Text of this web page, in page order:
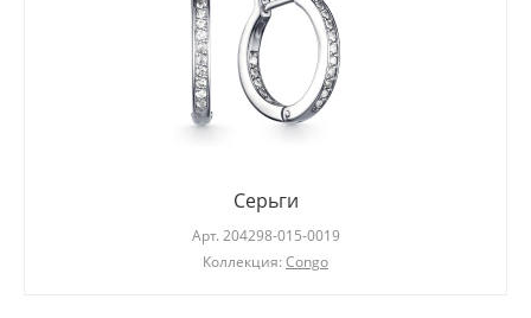
Серьги
Арт. 204298-015-0019
Коллекция: Congo